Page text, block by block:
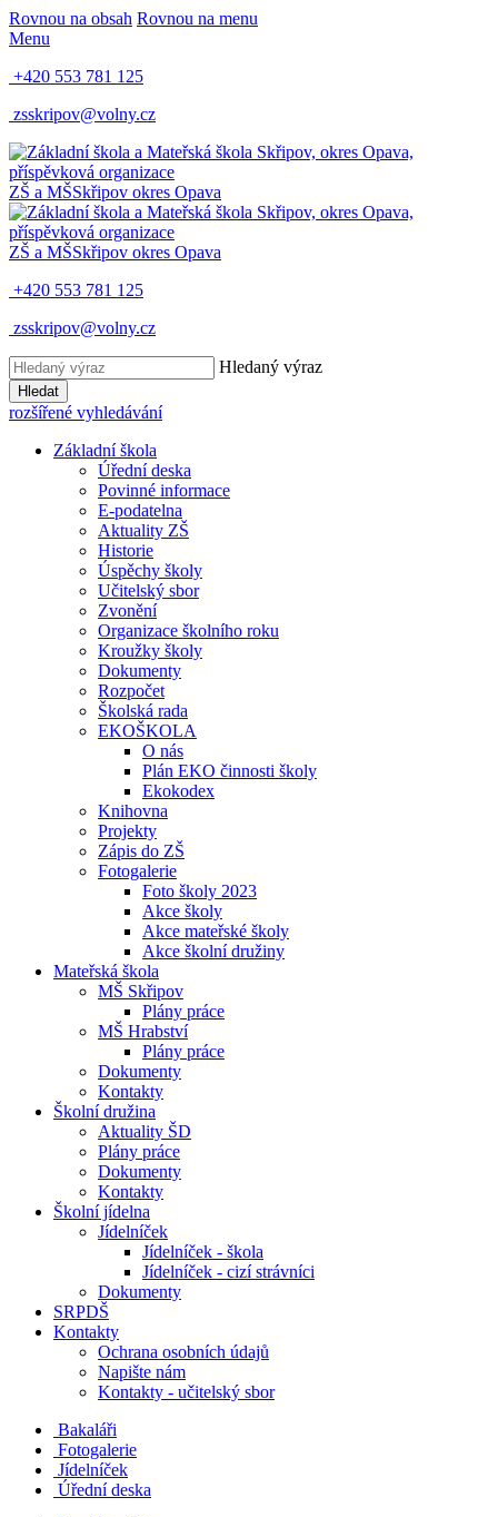
Rovnou na obsah Rovnou na menu
Menu
+420 553 781 125
zsskripov@volny.cz
ZŠ a MŠSkřipov okres Opava
ZŠ a MŠSkřipov okres Opava
+420 553 781 125
zsskripov@volny.cz
Hledaný výraz
Hledat
rozšířené vyhledávání
Základní škola
Úřední deska
Povinné informace
E-podatelna
Aktuality ZŠ
Historie
Úspěchy školy
Učitelský sbor
Zvonění
Organizace školního roku
Kroužky školy
Dokumenty
Rozpočet
Školská rada
EKOŠKOLA
O nás
Plán EKO činnosti školy
Ekokodex
Knihovna
Projekty
Zápis do ZŠ
Fotogalerie
Foto školy 2023
Akce školy
Akce mateřské školy
Akce školní družiny
Mateřská škola
MŠ Skřipov
Plány práce
MŠ Hrabství
Plány práce
Dokumenty
Kontakty
Školní družina
Aktuality ŠD
Plány práce
Dokumenty
Kontakty
Školní jídelna
Jídelníček
Jídelníček - škola
Jídelníček - cizí strávníci
Dokumenty
SRPDŠ
Kontakty
Ochrana osobních údajů
Napište nám
Kontakty - učitelský sbor
Bakaláři
Fotogalerie
Jídelníček
Úřední deska